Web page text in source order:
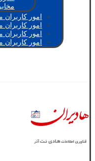
امور
امور
امور
امور